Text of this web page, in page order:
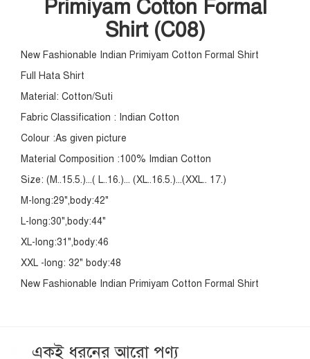
Primiyam Cotton Formal
Shirt (C08)
New Fashionable Indian Primiyam Cotton Formal Shirt
Full Hata Shirt
Material: Cotton/Suti
Fabric Classification : Indian Cotton
Colour :As given picture
Material Composition :100% Imdian Cotton
Size: (M..15.5.)...( L..16.)... (XL..16.5.)...(XXL.. 17.)
M-long:29",body:42"
L-long:30",body:44"
XL-long:31",body:46
XXL -long: 32" body:48
New Fashionable Indian Primiyam Cotton Formal Shirt
একই ধরনের আরো পণ্য